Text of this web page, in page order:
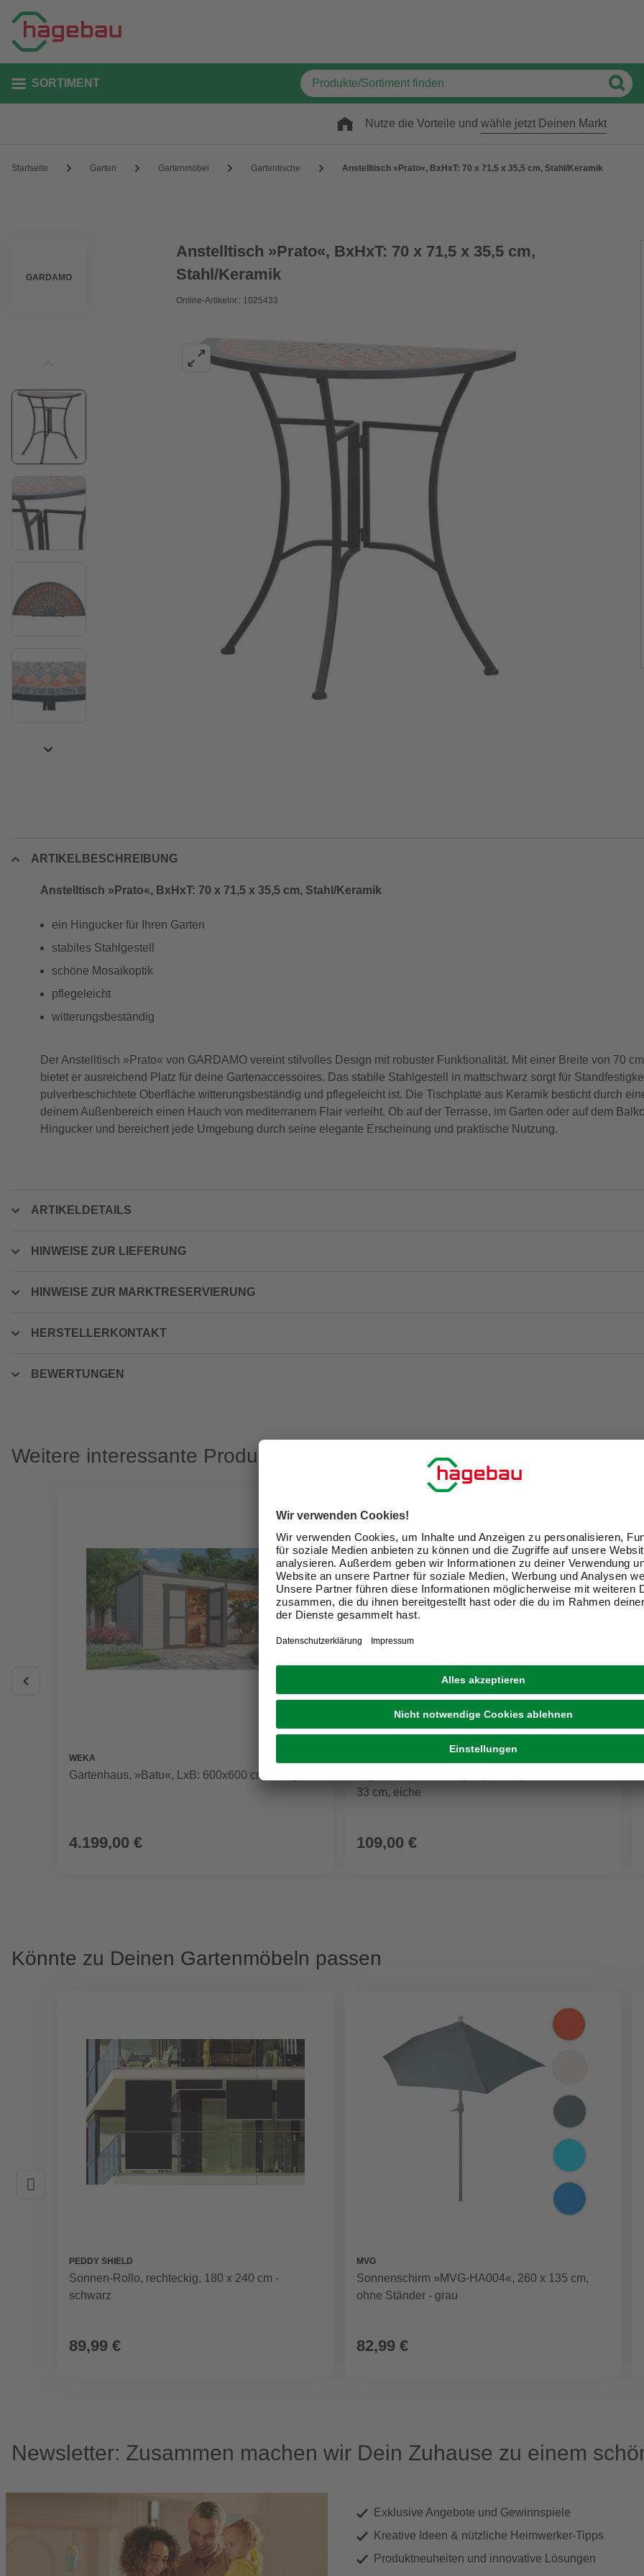
SORTIMENT
Nutze die Vorteile und wähle jetzt Deinen Markt
Startseite Garten Gartenmöbel Gartentische Anstelltisch »Prato«, BxHxT: 70 x 71,5 x 35,5 cm, Stahl/Keramik
GARDAMO
Anstelltisch »Prato«, BxHxT: 70 x 71,5 x 35,5 cm,
Stahl/Keramik
Online-Artikelnr.: 1025433
ARTIKELBESCHREIBUNG
Anstelltisch »Prato«, BxHxT: 70 x 71,5 x 35,5 cm, Stahl/Keramik
ein Hingucker für Ihren Garten
stabiles Stahlgestell
schöne Mosaikoptik
pflegeleicht
witterungsbeständig
Der Anstelltisch »Prato« von GARDAMO vereint stilvolles Design mit robuster Funktionalität. Mit einer Breite von 70
bietet er ausreichend Platz für deine Gartenaccessoires. Das stabile Stahlgestell in mattschwarz sorgt für
pulverbeschichtete Oberfläche witterungsbeständig und pflegeleicht ist. Die Tischplatte aus Keramik besticht durch
deinem Außenbereich einen Hauch von mediterranem Flair verleiht. Ob auf der Terrasse, im Garten oder auf dem
Hingucker und bereichert jede Umgebung durch seine elegante Erscheinung und praktische Nutzung.
ARTIKELDETAILS
HINWEISE ZUR LIEFERUNG
HINWEISE ZUR MARKTRESERVIERUNG
HERSTELLERKONTAKT
BEWERTUNGEN
Weitere interessante Produkte
WEKA
Gartenhaus, »Batu«, LxB: 600x600 cm, lichtgrau
4.199,00 €
33 cm, eiche
109,00 €
Könnte zu Deinen Gartenmöbeln passen
PEDDY SHIELD
Sonnen-Rollo, rechteckig, 180 x 240 cm -
schwarz
89,99 €
MVG
Sonnenschirm »MVG-HA004«, 260 x 135 cm,
ohne Ständer - grau
82,99 €
Newsletter: Zusammen machen wir Dein Zuhause zu einem
Exklusive Angebote und Gewinnspiele
Kreative Ideen & nützliche Heimwerker-Tipps
Produktneuheiten und innovative Lösungen